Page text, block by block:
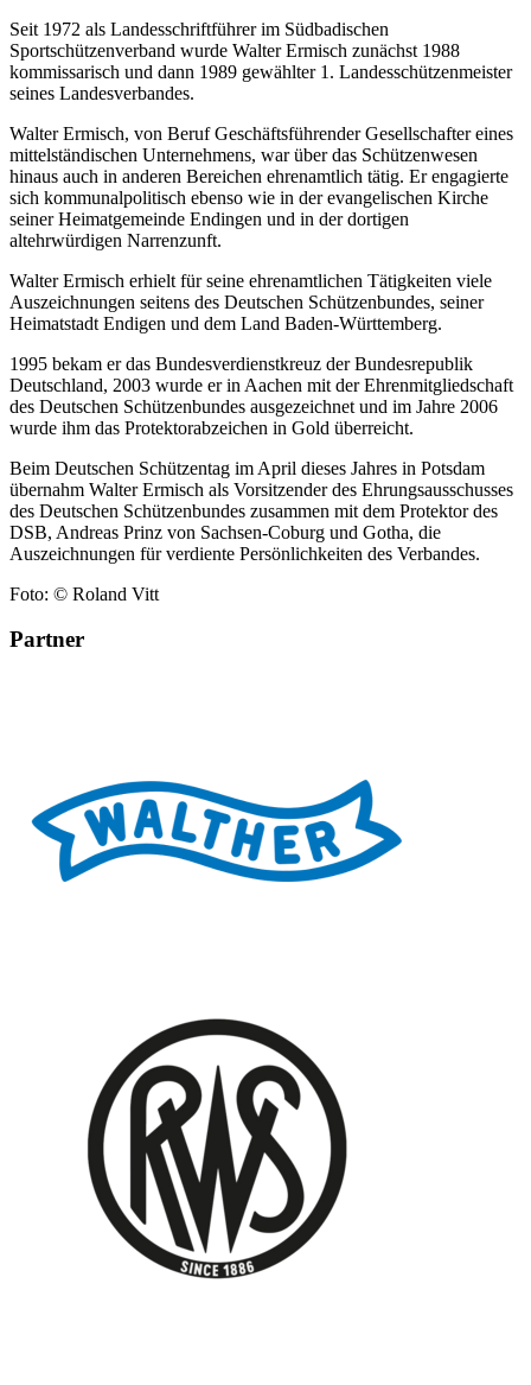
Seit 1972 als Landesschriftführer im Südbadischen
Sportschützenverband wurde Walter Ermisch zunächst 1988
kommissarisch und dann 1989 gewählter 1. Landesschützenmeister
seines Landesverbandes.
Walter Ermisch, von Beruf Geschäftsführender Gesellschafter eines
mittelständischen Unternehmens, war über das Schützenwesen
hinaus auch in anderen Bereichen ehrenamtlich tätig. Er engagierte
sich kommunalpolitisch ebenso wie in der evangelischen Kirche
seiner Heimatgemeinde Endingen und in der dortigen
altehrwürdigen Narrenzunft.
Walter Ermisch erhielt für seine ehrenamtlichen Tätigkeiten viele
Auszeichnungen seitens des Deutschen Schützenbundes, seiner
Heimatstadt Endigen und dem Land Baden-Württemberg.
1995 bekam er das Bundesverdienstkreuz der Bundesrepublik
Deutschland, 2003 wurde er in Aachen mit der Ehrenmitgliedschaft
des Deutschen Schützenbundes ausgezeichnet und im Jahre 2006
wurde ihm das Protektorabzeichen in Gold überreicht.
Beim Deutschen Schützentag im April dieses Jahres in Potsdam
übernahm Walter Ermisch als Vorsitzender des Ehrungsausschusses
des Deutschen Schützenbundes zusammen mit dem Protektor des
DSB, Andreas Prinz von Sachsen-Coburg und Gotha, die
Auszeichnungen für verdiente Persönlichkeiten des Verbandes.
Foto: © Roland Vitt
Partner